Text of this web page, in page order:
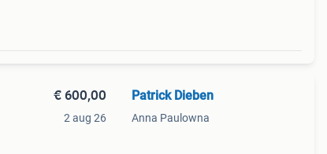
€ 600,00
2 aug 26
Patrick Dieben
Anna Paulowna